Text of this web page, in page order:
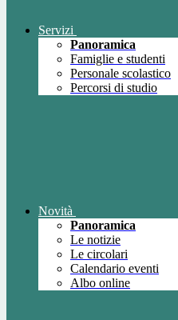
Servizi
Panoramica
Famiglie e studenti
Personale scolastico
Percorsi di studio
Novità
Panoramica
Le notizie
Le circolari
Calendario eventi
Albo online